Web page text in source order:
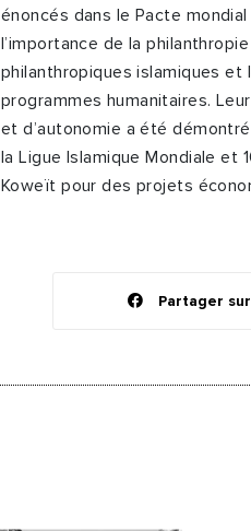
énoncés dans le Pacte
l’importance de la
philanthropiques islamiques et
programmes humanitaires.
et d’autonomie a été
la Ligue Islamique Mondiale et
Koweït pour des projets
Partager